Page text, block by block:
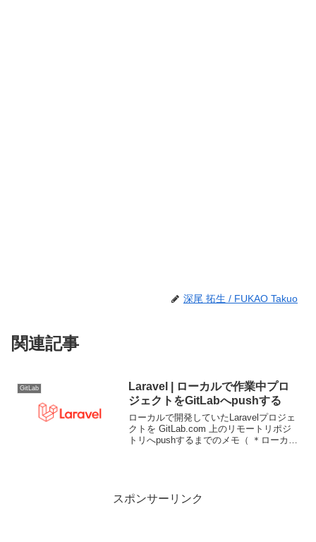
深尾 拓生 / FUKAO Takuo
関連記事
GitLab
Laravel | ローカルで作業中プロ
ジェクトをGitLabへpushする
ローカルで開発していたLaravelプロジェ
クトを GitLab.com 上のリモートリポジ
トリへpushするまでのメモ（ ＊ローカル
スポンサーリンク